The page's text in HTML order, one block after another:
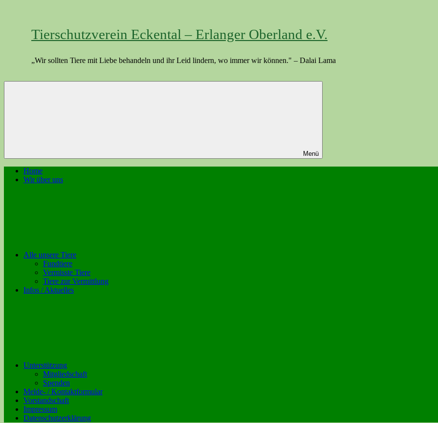
Tierschutzverein Eckental – Erlanger Oberland e.V.
„Wir sollten Tiere mit Liebe behandeln und ihr Leid lindern, wo immer wir können." – Dalai Lama
Menü
Home
Wir über uns
Alle unsere Tiere
Fundtiere
Vermisste Tiere
Tiere zur Vermittlung
Infos / Aktuelles
Unterstützung
Mitgliedschaft
Spenden
Melde- / Kontaktformular
Vorstandschaft
Impressum
Datenschutzerklärung